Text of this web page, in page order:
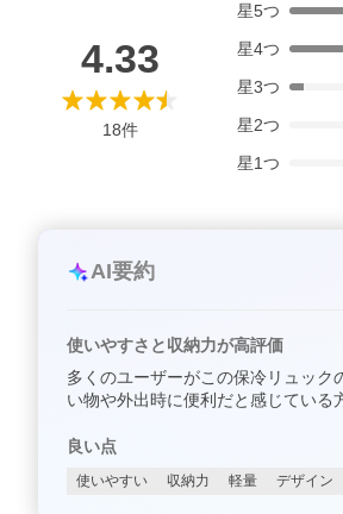
4.33
18件
星5つ
星4つ
星3つ
星2つ
星1つ
AI要約
使いやすさと収納力が高評価
多くのユーザーがこの保冷リュッ
い物や外出時に便利だと感じている
良い点
使いやすい 収納力 軽量 デザイン